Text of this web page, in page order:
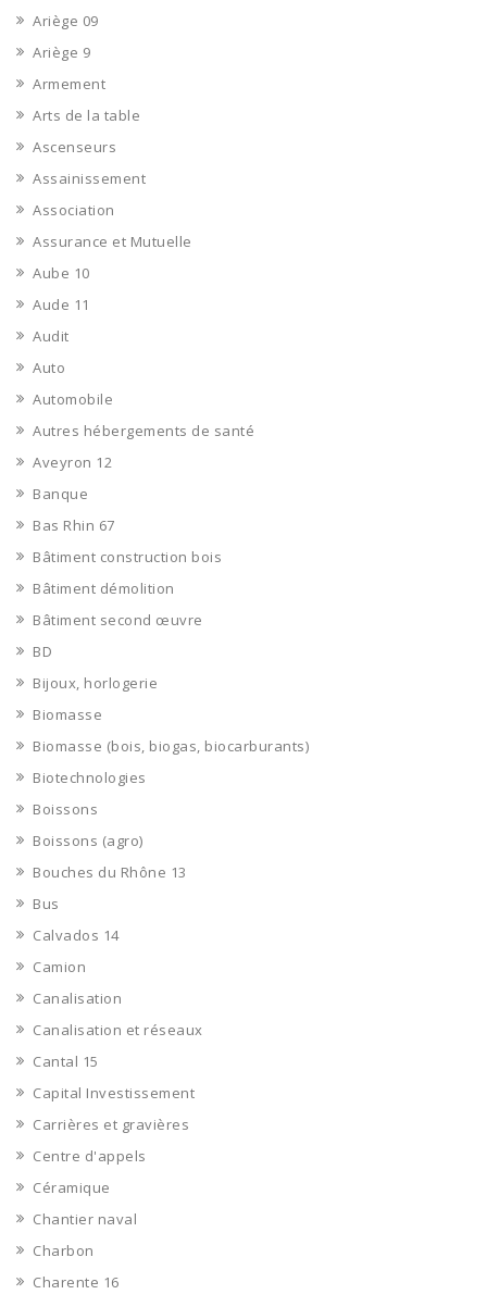
Ariège 09
Ariège 9
Armement
Arts de la table
Ascenseurs
Assainissement
Association
Assurance et Mutuelle
Aube 10
Aude 11
Audit
Auto
Automobile
Autres hébergements de santé
Aveyron 12
Banque
Bas Rhin 67
Bâtiment construction bois
Bâtiment démolition
Bâtiment second œuvre
BD
Bijoux, horlogerie
Biomasse
Biomasse (bois, biogas, biocarburants)
Biotechnologies
Boissons
Boissons (agro)
Bouches du Rhône 13
Bus
Calvados 14
Camion
Canalisation
Canalisation et réseaux
Cantal 15
Capital Investissement
Carrières et gravières
Centre d'appels
Céramique
Chantier naval
Charbon
Charente 16